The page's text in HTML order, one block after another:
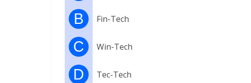
B Fin-Tech
C Win-Tech
D Tec-Tech